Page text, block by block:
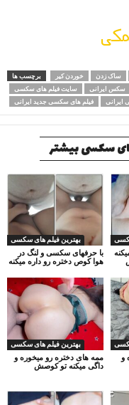
برچسب ها خوردن کیر ساک زدن
سایت فیلم های سکسی
سکس ایرانی
فیلم های سکسی جدید ایرانی
ایرانی
سکسی بیشتر
بهترین فیلم های سکسی
با حرفهای سکسی و لنگ در
هوا کوص دختره رو داره میکنه
بهترین فیلم های سکسی
ممه های دختره رو میخوره و
داگی میکنه تو کوصش
و